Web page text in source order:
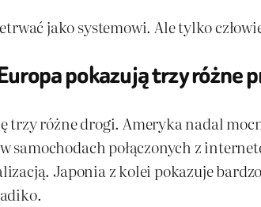
jako systemowi. Ale tylko
pokazują trzy różne
trzy różne drogi. Ameryka nadal
samochodach połączonych z
Japonia z kolei pokazuje